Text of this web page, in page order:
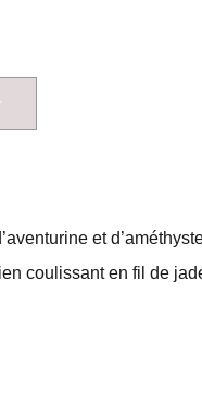
et
coulissant en fil de